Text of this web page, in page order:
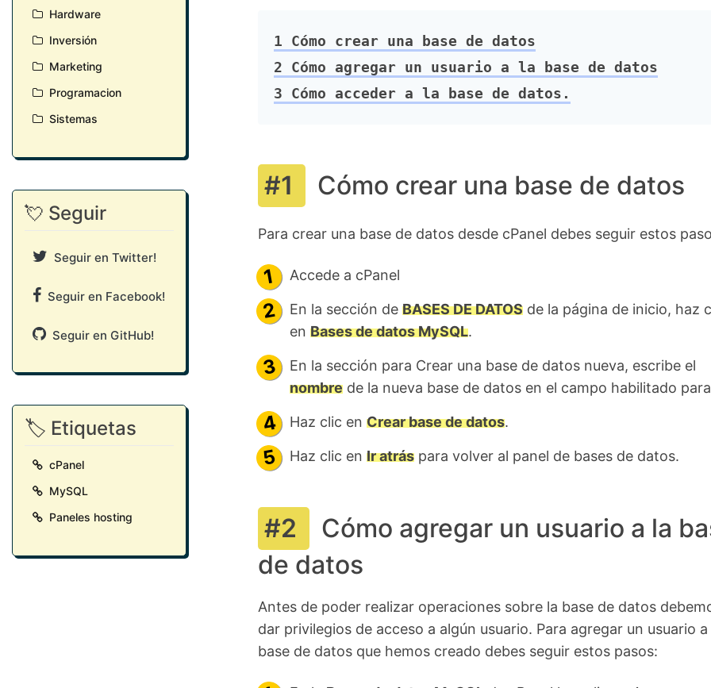
Hardware
Inversión
Marketing
Programacion
Sistemas
💘 Seguir
Seguir en Twitter!
Seguir en Facebook!
Seguir en GitHub!
🏷️ Etiquetas
cPanel
MySQL
Paneles hosting
1 Cómo crear una base de datos
2 Cómo agregar un usuario a la base de datos
3 Cómo acceder a la base de datos.
Cómo crear una base de datos
Para crear una base de datos desde cPanel debes seguir estos
Accede a cPanel
En la sección de BASES DE DATOSde la página de inicio, haz
en Bases de datos MySQL.
En la sección para Crear una base de datos nueva, escribe el
nombrede la nueva base de datos en el campo habilitado
Haz clic en Crear base de datos.
Haz clic en Ir atráspara volver al panel de bases de datos.
Cómo agregar un usuario a la
de datos
Antes de poder realizar operaciones sobre la base de datos
dar privilegios de acceso a algún usuario. Para agregar un usuario a
base de datos que hemos creado debes seguir estos pasos: